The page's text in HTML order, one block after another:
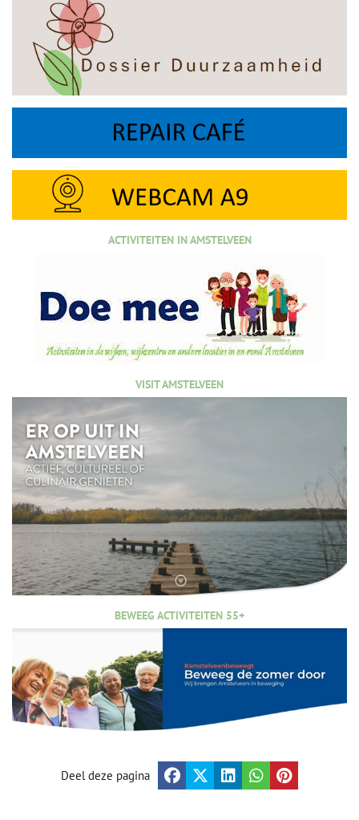
ACTIVITEITEN IN AMSTELVEEN
VISIT AMSTELVEEN
BEWEEG ACTIVITEITEN 55+
Deel deze pagina